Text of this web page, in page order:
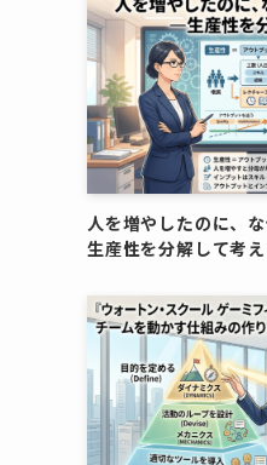
人を増やしたのに、
生産性を分解して考